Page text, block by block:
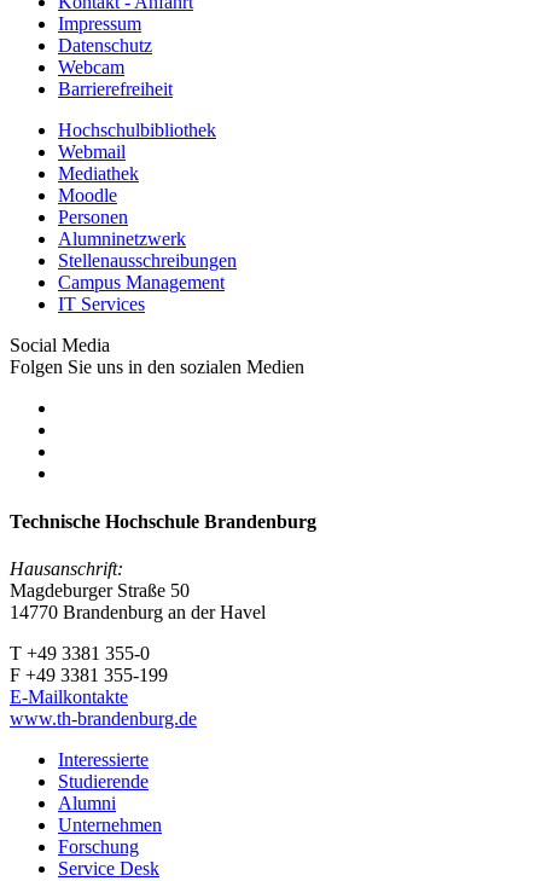
Impressum
Datenschutz
Webcam
Barrierefreiheit
Hochschulbibliothek
Webmail
Mediathek
Moodle
Personen
Alumninetzwerk
Stellenausschreibungen
Campus Management
IT Services
Social Media
Folgen Sie uns in den sozialen Medien
Technische Hochschule Brandenburg
Hausanschrift:
Magdeburger Straße 50
14770 Brandenburg an der Havel
T +49 3381 355-0
F +49 3381 355-199
E-Mailkontakte
www.th-brandenburg.de
Interessierte
Studierende
Alumni
Unternehmen
Forschung
Service Desk